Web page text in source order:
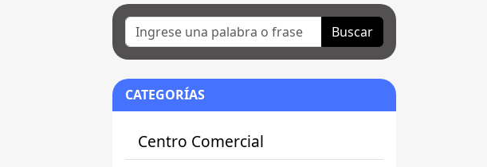
Buscar
CATEGORÍAS
Centro Comercial